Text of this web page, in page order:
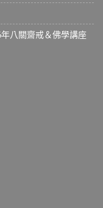
八關齋戒＆佛學講座